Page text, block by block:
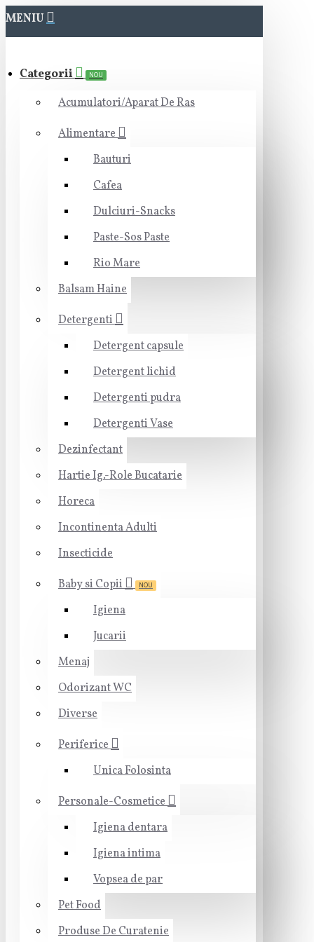
MENIU
Categorii NOU
Acumulatori/Aparat De Ras
Alimentare
Bauturi
Cafea
Dulciuri-Snacks
Paste-Sos Paste
Rio Mare
Balsam Haine
Detergenti
Detergent capsule
Detergent lichid
Detergenti pudra
Detergenti Vase
Dezinfectant
Hartie Ig.-Role Bucatarie
Horeca
Incontinenta Adulti
Insecticide
Baby si Copii
NOU
Igiena
Jucarii
Menaj
Odorizant WC
Diverse
Periferice
Unica Folosinta
Personale-Cosmetice
Igiena dentara
Igiena intima
Vopsea de par
Pet Food
Produse De Curatenie